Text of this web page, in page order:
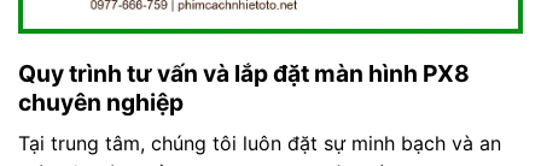
Quy trình tư vấn và lắp đặt màn hình PX8
chuyên nghiệp
Tại trung tâm, chúng tôi luôn đặt sự minh bạch và an